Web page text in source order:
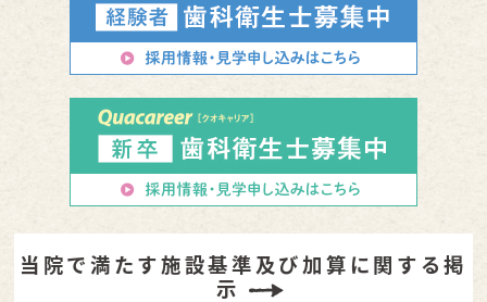
当院で満たす施設基準及び加算に関する掲
示